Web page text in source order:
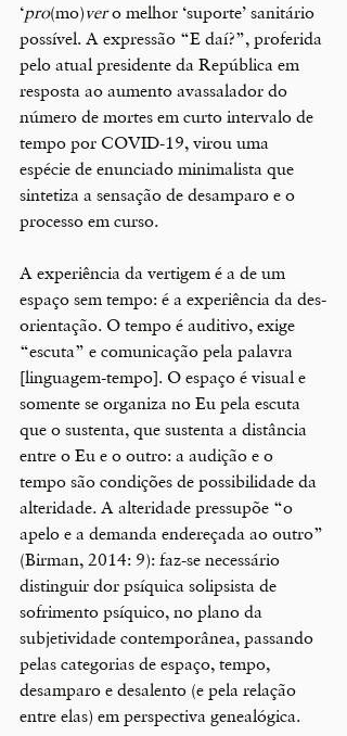
‘pro(mo)ver o melhor ‘suporte’ sanitário
possível. A expressão “E daí?”, proferida
pelo atual presidente da República em
resposta ao aumento avassalador do
número de mortes em curto intervalo de
tempo por COVID-19, virou uma
espécie de enunciado minimalista que
sintetiza a sensação de desamparo e o
processo em curso.
A experiência da vertigem é a de um
espaço sem tempo: é a experiência da des-
orientação. O tempo é auditivo, exige
“escuta” e comunicação pela palavra
[linguagem-tempo]. O espaço é visual e
somente se organiza no Eu pela escuta
que o sustenta, que sustenta a distância
entre o Eu e o outro: a audição e o
tempo são condições de possibilidade da
alteridade. A alteridade pressupõe “o
apelo e a demanda endereçada ao outro”
(Birman, 2014: 9): faz-se necessário
distinguir dor psíquica solipsista de
sofrimento psíquico, no plano da
subjetividade contemporânea, passando
pelas categorias de espaço, tempo,
desamparo e desalento (e pela relação
entre elas) em perspectiva genealógica.